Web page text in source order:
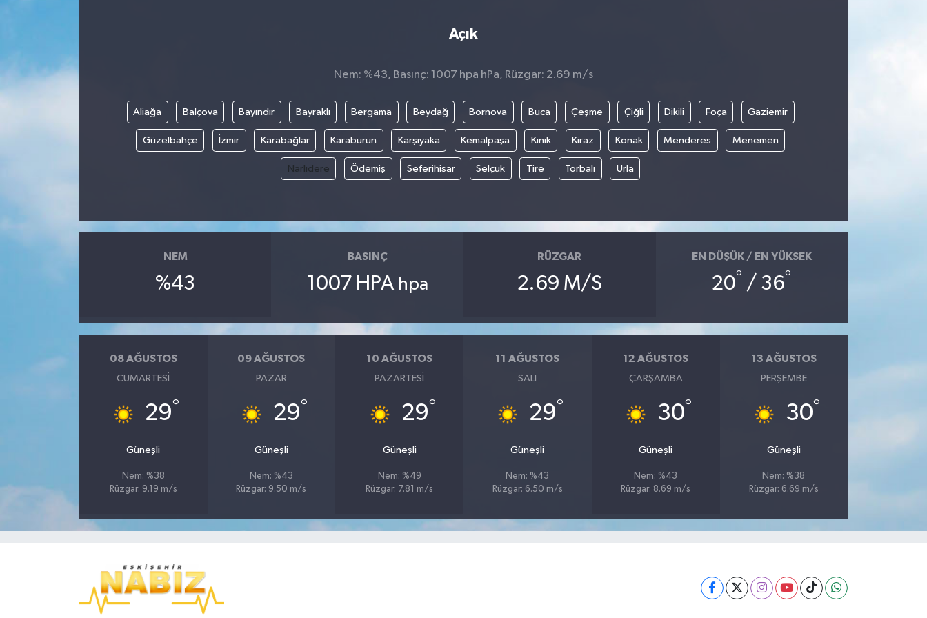
Açık
Nem: %43, Basınç: 1007 hpa hPa, Rüzgar: 2.69 m/s
Aliağa Balçova Bayındır Bayraklı Bergama Beydağ Bornova Buca Çeşme Çiğli Dikili Foça Gaziemir
Güzelbahçe İzmir Karabağlar Karaburun Karşıyaka Kemalpaşa Kınık Kiraz Konak Menderes Menemen
Narlıdere Ödemiş Seferihisar Selçuk Tire Torbalı Urla
NEM
%43
BASINÇ
1007 HPA hpa
RÜZGAR
2.69 M/S
EN DÜŞÜK / EN YÜKSEK
20° / 36°
08 AĞUSTOS
CUMARTESI
29°
Güneşli
Nem: %38
Rüzgar: 9.19 m/s
09 AĞUSTOS
PAZAR
29°
Güneşli
Nem: %43
Rüzgar: 9.50 m/s
10 AĞUSTOS
PAZARTESI
29°
Güneşli
Nem: %49
Rüzgar: 7.81 m/s
11 AĞUSTOS
SALI
29°
Güneşli
Nem: %43
Rüzgar: 6.50 m/s
12 AĞUSTOS
ÇARŞAMBA
30°
Güneşli
Nem: %43
Rüzgar: 8.69 m/s
13 AĞUSTOS
PERŞEMBE
30°
Güneşli
Nem: %38
Rüzgar: 6.69 m/s
Kültür Sanat
Teknoloji